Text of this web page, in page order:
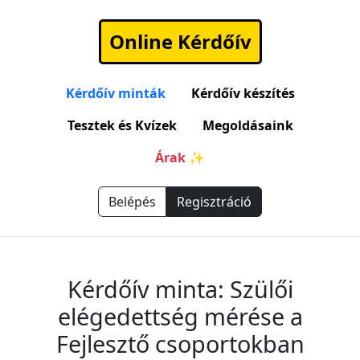
Online Kérdőív
Kérdőív minták
Kérdőív készítés
Tesztek és Kvízek
Megoldásaink
Árak ✨
Belépés Regisztráció
Kérdőív minta: Szülői
elégedettség mérése a
Fejlesztő csoportokban